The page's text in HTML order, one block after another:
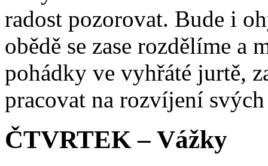
radost pozorovat. Bude i
obědě se zase rozdělíme a
pohádky ve vyhřáté jurtě,
pracovat na rozvíjení
ČTVRTEK – Vážky